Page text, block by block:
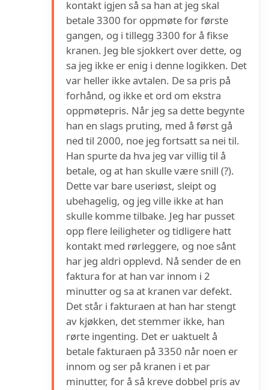
kontakt igjen så sa han at jeg skal
betale 3300 for oppmøte for første
gangen, og i tillegg 3300 for å fikse
kranen. Jeg ble sjokkert over dette, og
sa jeg ikke er enig i denne logikken. Det
var heller ikke avtalen. De sa pris på
forhånd, og ikke et ord om ekstra
oppmøtepris. Når jeg sa dette begynte
han en slags pruting, med å først gå
ned til 2000, noe jeg fortsatt sa nei til.
Han spurte da hva jeg var villig til å
betale, og at han skulle være snill (?).
Dette var bare useriøst, sleipt og
ubehagelig, og jeg ville ikke at han
skulle komme tilbake. Jeg har pusset
opp flere leiligheter og tidligere hatt
kontakt med rørleggere, og noe sånt
har jeg aldri opplevd. Nå sender de en
faktura for at han var innom i 2
minutter og sa at kranen var defekt.
Det står i fakturaen at han har stengt
av kjøkken, det stemmer ikke, han
rørte ingenting. Det er uaktuelt å
betale fakturaen på 3350 når noen er
innom og ser på kranen i et par
minutter, for å så kreve dobbel pris av